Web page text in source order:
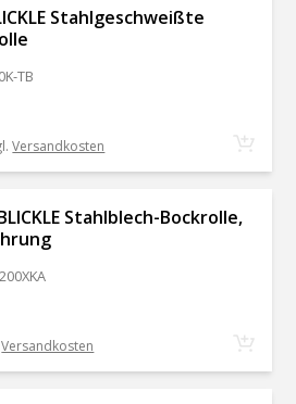
Stahlgeschweißte
TB
Versandkosten
Stahlblech-Bockrolle,
Versandkosten